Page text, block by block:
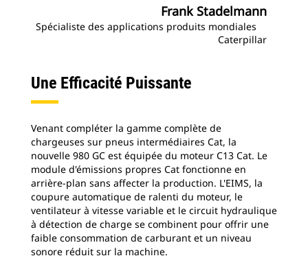
Frank Stadelmann
Spécialiste des applications produits mondiales
Caterpillar
Une Efficacité Puissante
Venant compléter la gamme complète de
chargeuses sur pneus intermédiaires Cat, la
nouvelle 980 GC est équipée du moteur C13 Cat. Le
module d'émissions propres Cat fonctionne en
arrière-plan sans affecter la production. L'EIMS, la
coupure automatique de ralenti du moteur, le
ventilateur à vitesse variable et le circuit hydraulique
à détection de charge se combinent pour offrir une
faible consommation de carburant et un niveau
sonore réduit sur la machine.